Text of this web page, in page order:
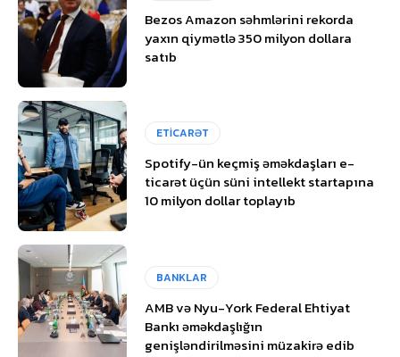
Bezos Amazon səhmlərini rekorda
yaxın qiymətlə 350 milyon dollara
satıb
ETİCARƏT
Spotify-ün keçmiş əməkdaşları e-
ticarət üçün süni intellekt startapına
10 milyon dollar toplayıb
BANKLAR
AMB və Nyu-York Federal Ehtiyat
Bankı əməkdaşlığın
genişləndirilməsini müzakirə edib